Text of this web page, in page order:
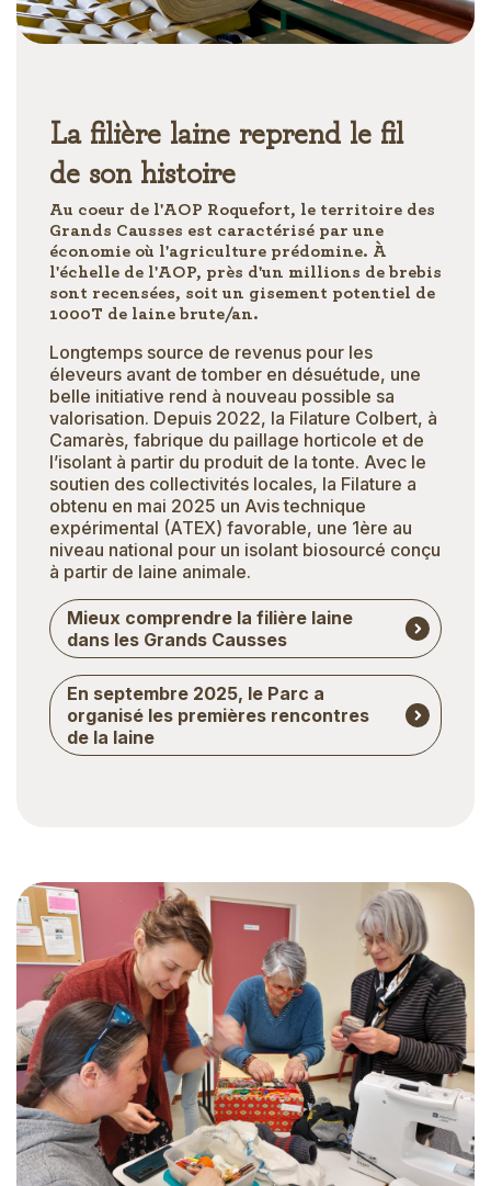
La filière laine reprend le fil
de son histoire
Au coeur de l'AOP Roquefort, le territoire des
Grands Causses est caractérisé par une
économie où l'agriculture prédomine. À
l'échelle de l'AOP, près d'un millions de brebis
sont recensées, soit un gisement potentiel de
1000T de laine brute/an.
Longtemps source de revenus pour les
éleveurs avant de tomber en désuétude, une
belle initiative rend à nouveau possible sa
valorisation. Depuis 2022, la Filature Colbert, à
Camarès, fabrique du paillage horticole et de
l’isolant à partir du produit de la tonte. Avec le
soutien des collectivités locales, la Filature a
obtenu en mai 2025 un Avis technique
expérimental (ATEX) favorable, une 1ère au
niveau national pour un isolant biosourcé conçu
à partir de laine animale.
Mieux comprendre la filière laine
dans les Grands Causses
En septembre 2025, le Parc a
organisé les premières rencontres
de la laine